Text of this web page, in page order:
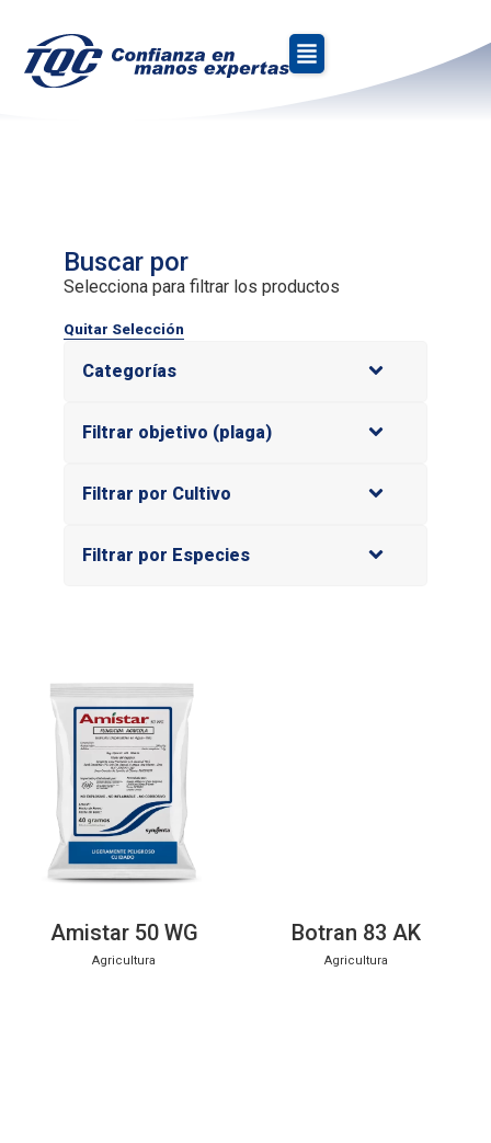
Buscar por
Selecciona para filtrar los productos
Quitar Selección
Categorías
Filtrar objetivo (plaga)
Filtrar por Cultivo
Filtrar por Especies
Amistar 50 WG
Agricultura
Botran 83 AK
Agricultura